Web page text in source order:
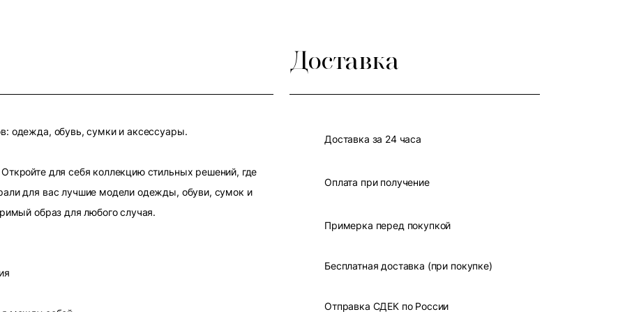
одежда, обувь, сумки и аксессуары.
для себя коллекцию стильных решений, где
для вас лучшие модели одежды, обуви, сумок и
образ для любого случая.
Доставка
Доставка за 24 часа
Оплата при получение
Примерка перед покупкой
Бесплатная доставка (при покупке)
Отправка СДЕК по России